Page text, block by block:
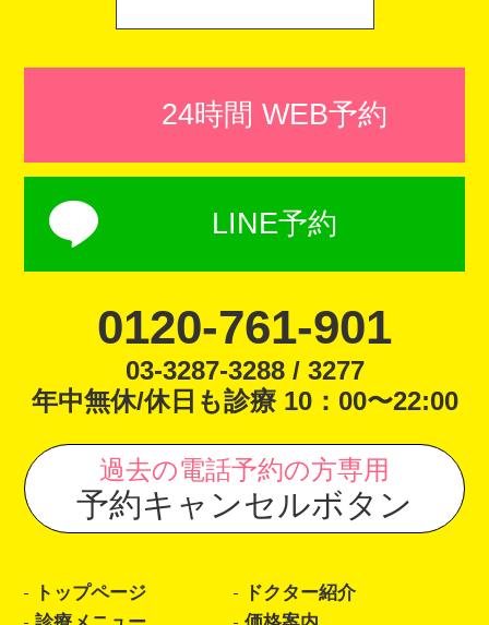
24時間 WEB予約
LINE予約
0120-761-901
03-3287-3288 / 3277
年中無休/休日も診療 10：00〜22:00
過去の電話予約の方専用
予約キャンセルボタン
トップページ
ドクター紹介